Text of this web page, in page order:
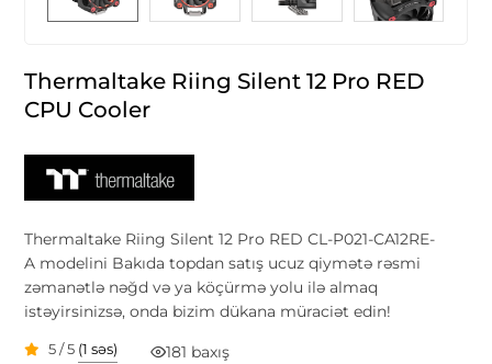
Thermaltake Riing Silent 12 Pro RED
CPU Cooler
Thermaltake Riing Silent 12 Pro RED CL-P021-CA12RE-
A modelini Bakıda topdan satış ucuz qiymətə rəsmi
zəmanətlə nəğd və ya köçürmə yolu ilə almaq
istəyirsinizsə, onda bizim dükana müraciət edin!
5 / 5 (1 səs) 181 baxış